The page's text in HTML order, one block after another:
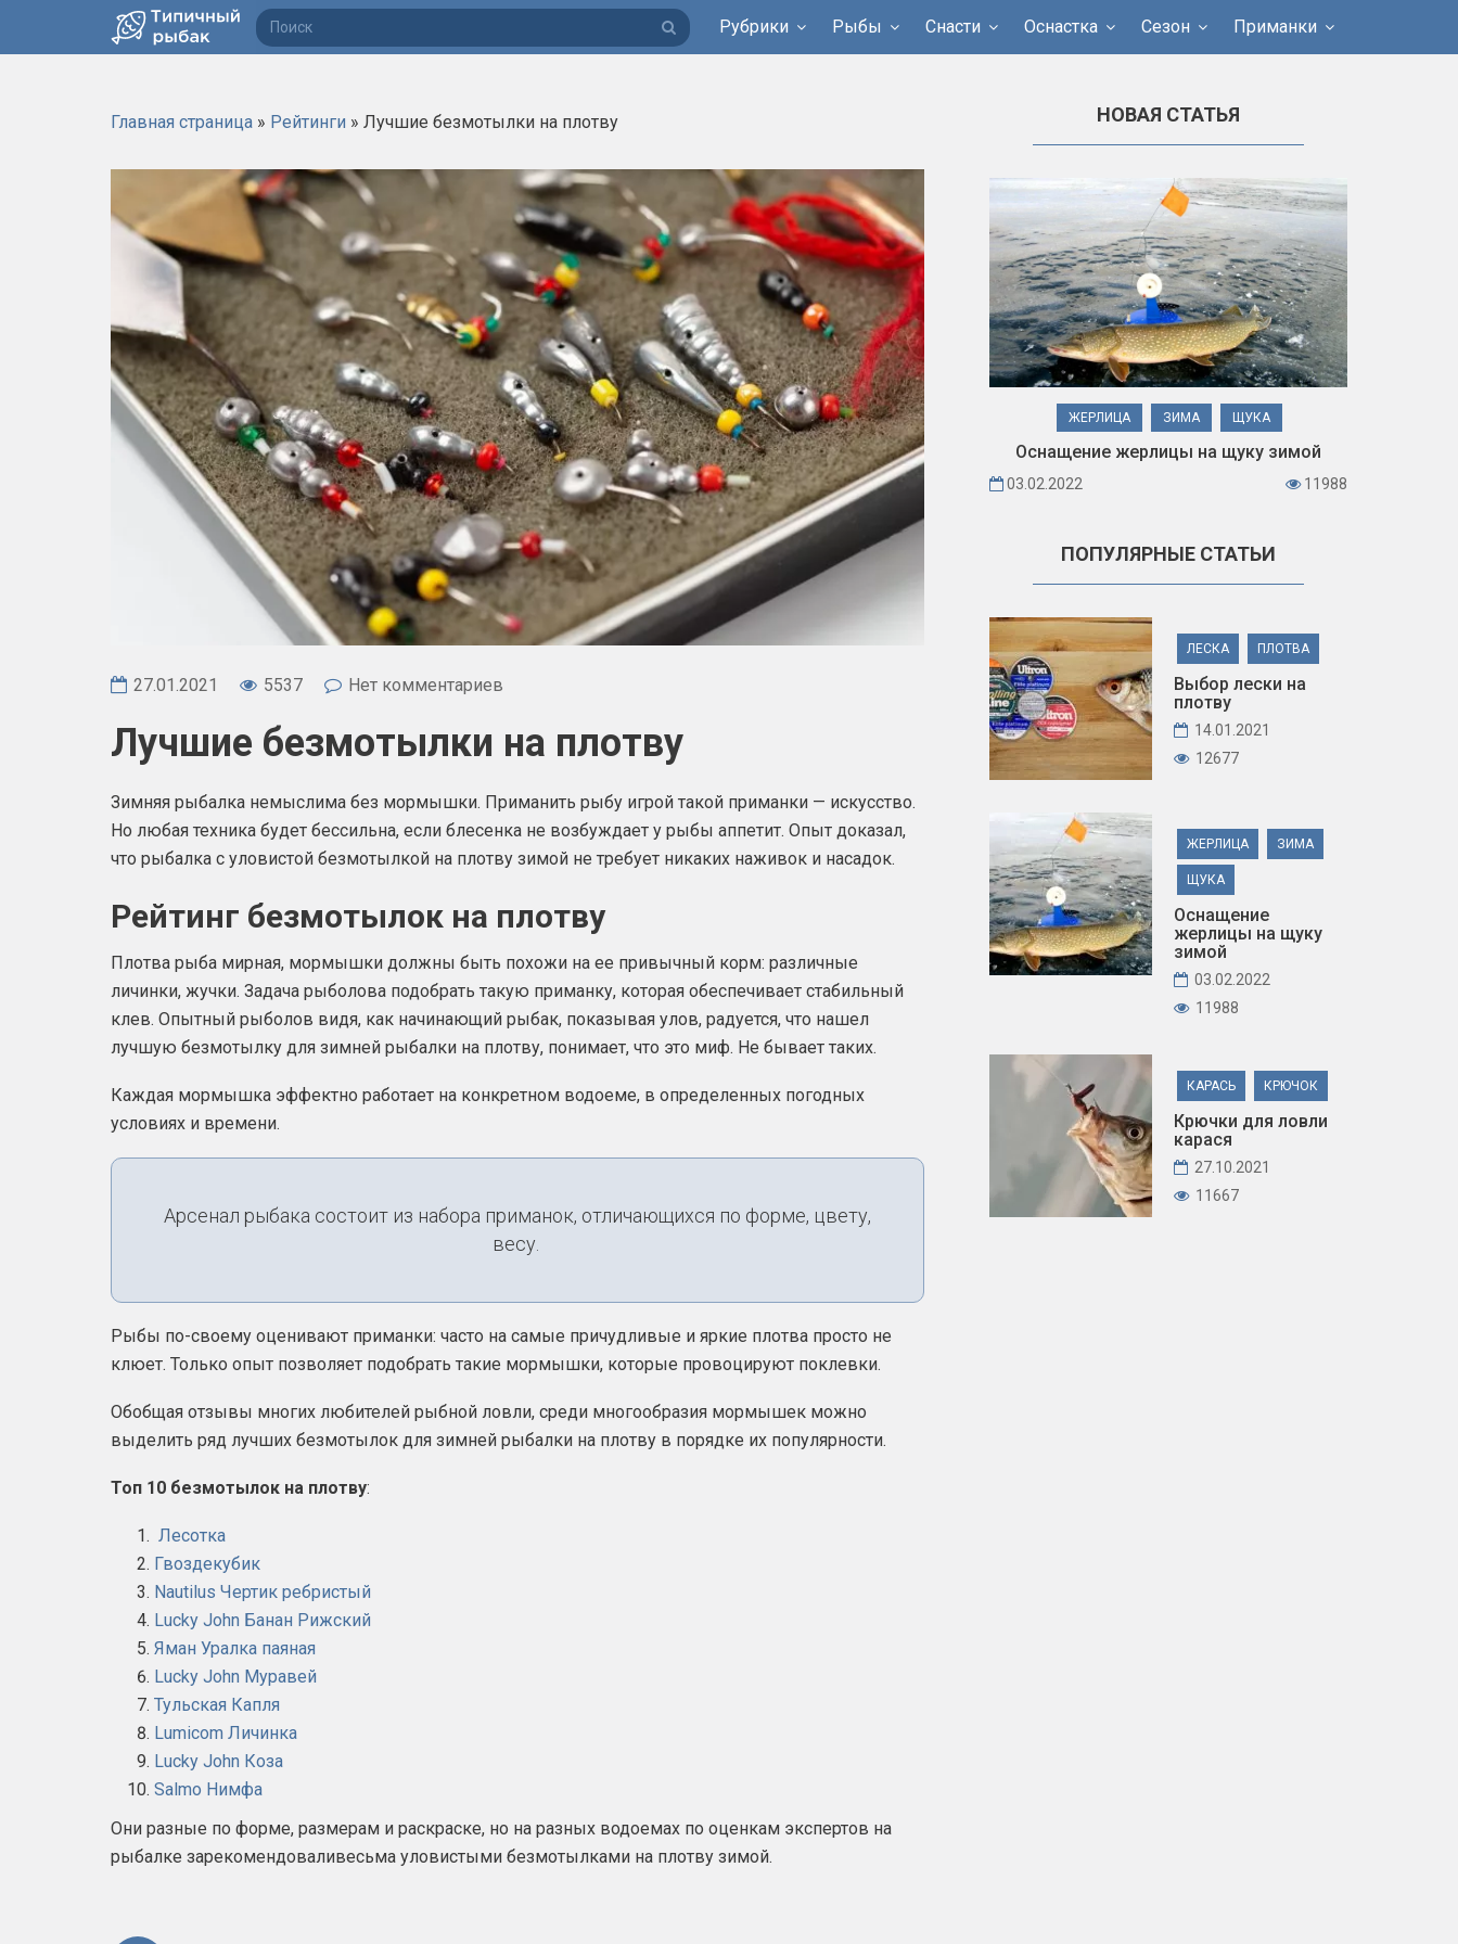
о
к
Рубрики Рыбы Снасти Оснастка Сезон Приманки
Главная страница » Рейтинги » Лучшие безмотылки на плотву
27.01.2021 5537 Нет комментариев
Лучшие безмотылки на плотву
Зимняя рыбалка немыслима без мормышки. Приманить рыбу игрой такой приманки — искусство.
Но любая техника будет бессильна, если блесенка не возбуждает у рыбы аппетит. Опыт доказал,
что рыбалка с уловистой безмотылкой на плотву зимой не требует никаких наживок и насадок.
Рейтинг безмотылок на плотву
Плотва рыба мирная, мормышки должны быть похожи на ее привычный корм: различные
личинки, жучки. Задача рыболова подобрать такую приманку, которая обеспечивает стабильный
клев. Опытный рыболов видя, как начинающий рыбак, показывая улов, радуется, что нашел
лучшую безмотылку для зимней рыбалки на плотву, понимает, что это миф. Не бывает таких.
Каждая мормышка эффектно работает на конкретном водоеме, в определенных погодных
условиях и времени.
Арсенал рыбака состоит из набора приманок, отличающихся по форме, цвету,
весу.
Рыбы по-своему оценивают приманки: часто на самые причудливые и яркие плотва просто не
клюет. Только опыт позволяет подобрать такие мормышки, которые провоцируют поклевки.
Обобщая отзывы многих любителей рыбной ловли, среди многообразия мормышек можно
выделить ряд лучших безмотылок для зимней рыбалки на плотву в порядке их популярности.
Топ 10 безмотылок на плотву:
Лесотка
Гвоздекубик
Nautilus Чертик ребристый
Lucky John Банан Рижский
Яман Уралка паяная
Lucky John Муравей
Тульская Капля
Lumicom Личинка
Lucky John Коза
Salmo Нимфа
Они разные по форме, размерам и раскраске, но на разных водоемах по оценкам экспертов на
рыбалке зарекомендоваливесьма уловистыми безмотылками на плотву зимой.
НОВАЯ СТАТЬЯ
ЖЕРЛИЦА ЗИМА ЩУКА
Оснащение жерлицы на щуку зимой
03.02.2022 11988
ПОПУЛЯРНЫЕ СТАТЬИ
ЛЕСКА ПЛОТВА
Выбор лески на
плотву
14.01.2021
12677
ЖЕРЛИЦА ЗИМА
ЩУКА
Оснащение
жерлицы на щуку
зимой
03.02.2022
11988
КАРАСЬ КРЮЧОК
Крючки для ловли
карася
27.10.2021
11667